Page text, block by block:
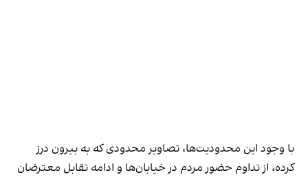
با وجود این محدودیت‌ها، تصاویر محدودی که به بیرون درز
کرده، از تداوم حضور مردم در خیابان‌ها و ادامه تقابل معترضان